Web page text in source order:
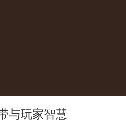
与玩家智慧